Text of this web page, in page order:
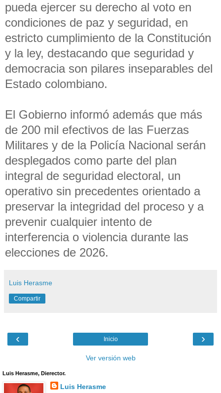
pueda ejercer su derecho al voto en
condiciones de paz y seguridad, en
estricto cumplimiento de la Constitución
y la ley, destacando que seguridad y
democracia son pilares inseparables del
Estado colombiano.
El Gobierno informó además que más
de 200 mil efectivos de las Fuerzas
Militares y de la Policía Nacional serán
desplegados como parte del plan
integral de seguridad electoral, un
operativo sin precedentes orientado a
preservar la integridad del proceso y a
prevenir cualquier intento de
interferencia o violencia durante las
elecciones de 2026.
Luis Herasme
Compartir
‹ ›
Inicio
Ver versión web
Luis Herasme, Dierector.
Luis Herasme